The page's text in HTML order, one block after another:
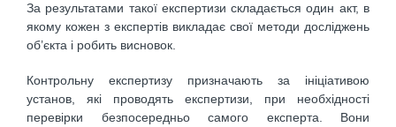
За результатами такої експертизи складається один акт, в
якому кожен з експертів викладає свої методи досліджень
об’єкта і робить висновок.
Контрольну експертизу призначають за ініціативою
установ, які проводять експертизи, при необхідності
перевірки безпосередньо самого експерта. Вони